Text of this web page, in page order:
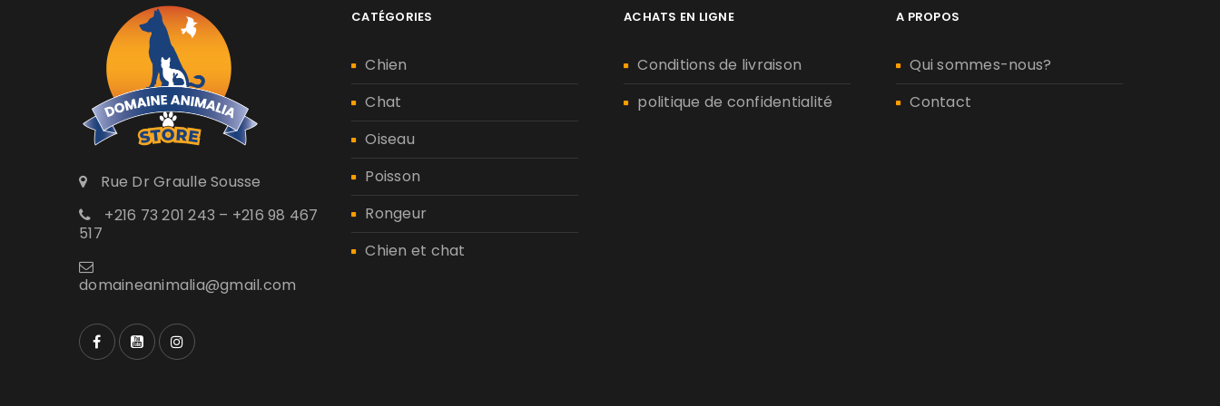
MOT DE PASSE PERDU ?
Rue Dr Graulle Sousse
+216 73 201 243 – +216 98 467
517
domaineanimalia@gmail.com
CATÉGORIES
Chien
Chat
Oiseau
Poisson
Rongeur
Chien et chat
ACHATS EN LIGNE
Conditions de livraison
politique de confidentialité
A PROPOS
Qui sommes-nous?
Contact